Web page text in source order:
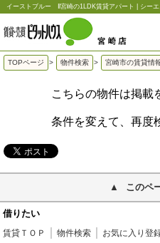
イーストブルー Ⅱ宮崎の1LDK賃貸アパート | シーエ
TOPページ > 物件検索 > 宮崎市の賃貸情
こちらの物件は掲載
条件を変えて、再度
このペ
借りたい
賃貸ＴＯＰ 物件検索 お気に入り登